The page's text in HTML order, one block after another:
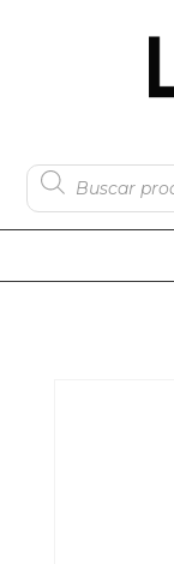
de
productos